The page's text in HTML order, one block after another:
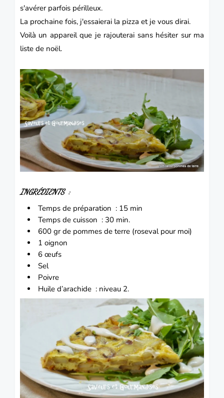
s'avérer parfois périlleux.
La prochaine fois, j'essaierai la pizza et je vous dirai.
Voilà un appareil que je rajouterai sans hésiter sur ma
liste de noël.
INGRÉDIENTS :
Temps de préparation : 15 min
Temps de cuisson : 30 min.
600 gr de pommes de terre (roseval pour moi)
1 oignon
6 œufs
Sel
Poivre
Huile d’arachide : niveau 2.